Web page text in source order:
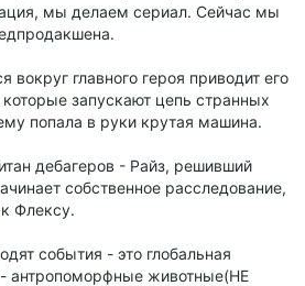
мы делаем сериал. Сейчас мы
главного героя приводит его
запускают цепь странных
попала в руки крутая машина.
дебагеров - Райз, решивший
собственное расследование,
к Флексу.
события - это глобальная
- антропоморфные животные(НЕ